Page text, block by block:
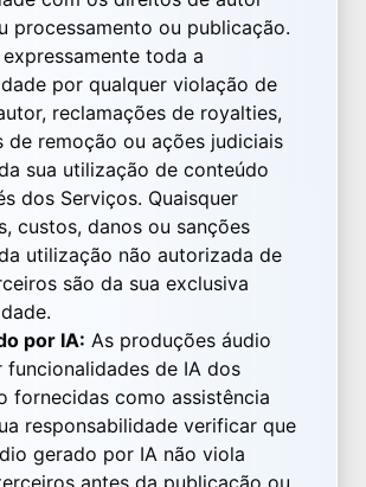
processamento ou publicação.
toda a
por qualquer violação de
reclamações de royalties,
de remoção ou ações judiciais
sua utilização de conteúdo
dos Serviços. Quaisquer
custos, danos ou sanções
utilização não autorizada de
são da sua exclusiva
por IA: As produções áudio
funcionalidades de IA dos
fornecidas como assistência
responsabilidade verificar que
gerado por IA não viola
antes da publicação ou